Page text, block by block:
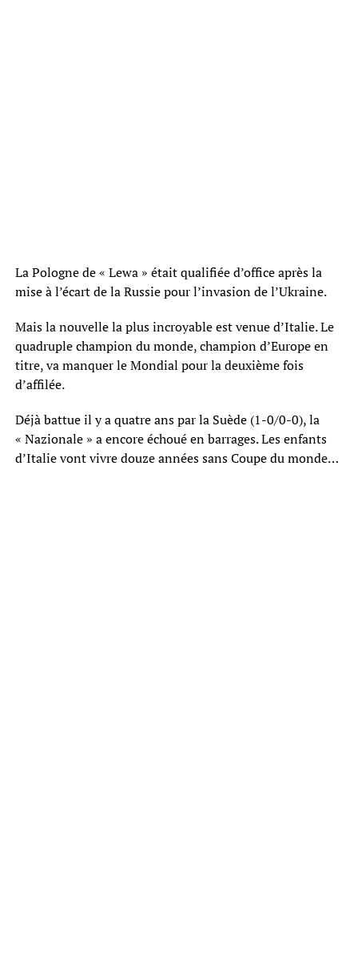
La Pologne de « Lewa » était qualifiée d’office après la
mise à l’écart de la Russie pour l’invasion de l’Ukraine.
Mais la nouvelle la plus incroyable est venue d’Italie. Le
quadruple champion du monde, champion d’Europe en
titre, va manquer le Mondial pour la deuxième fois
d’affilée.
Déjà battue il y a quatre ans par la Suède (1-0/0-0), la
« Nazionale » a encore échoué en barrages. Les enfants
d’Italie vont vivre douze années sans Coupe du monde…